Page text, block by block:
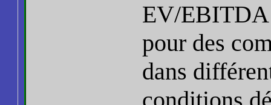
EV/EBITDA
pour des
dans